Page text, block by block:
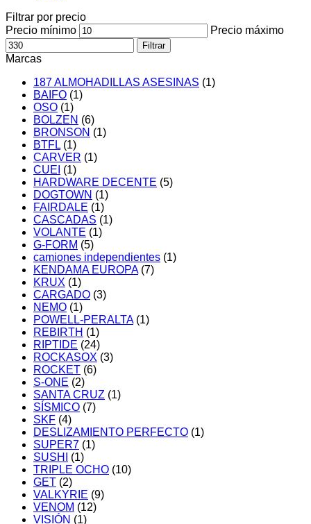
Filtrar por precio
Precio mínimo
Precio máximo
Filtrar
Marcas
187 ALMOHADILLAS ASESINAS (1)
BAIFO (1)
OSO (1)
BOLZEN (6)
BRONSON (1)
BTFL (1)
CARVER (1)
CUEI (1)
HARDWARE DECENTE (5)
DOGTOWN (1)
FAIRDALE (1)
CASCADAS (1)
VOLANTE (1)
G-FORM (5)
camiones independientes (1)
KENDAMA EUROPA (7)
KRUX (1)
CARGADO (3)
NEMO (1)
POWELL-PERALTA (1)
REBIRTH (1)
RIPTIDE (24)
ROCKASOX (3)
ROCKET (6)
S-ONE (2)
SANTA CRUZ (1)
SÍSMICO (7)
SKF (4)
DESLIZAMIENTO PERFECTO (1)
SUPER7 (1)
SUSHI
(1)
TRIPLE OCHO (10)
GET (2)
VALKYRIE (9)
VENOM (12)
VISIÓN (1)